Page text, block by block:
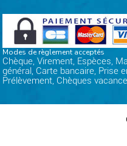
Modes de règlement acceptés
Chèque, Virement, Espèces,
général, Carte bancaire, Prise
Prélèvement, Chèques